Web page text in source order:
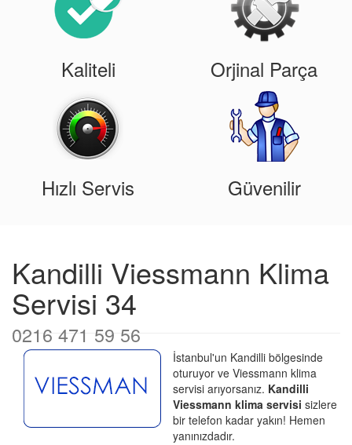
Kaliteli Orjinal Parça
Hızlı Servis Güvenilir
Kandilli Viessmann Klima
Servisi 34
0216 471 59 56
İstanbul'un Kandilli bölgesinde
oturuyor ve Viessmann klima
servisi arıyorsanız. Kandilli
Viessmann klima servisi sizlere
bir telefon kadar yakın! Hemen
yanınızdadır.